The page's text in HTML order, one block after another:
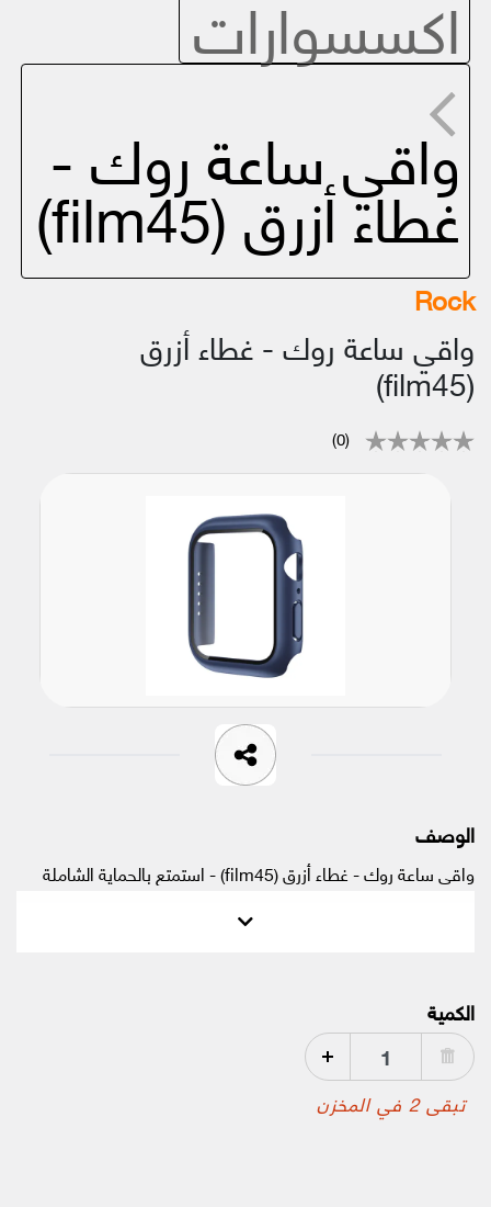
اكسسوارات
واقي ساعة روك -
غطاء أزرق (film45)
Rock
واقي ساعة روك - غطاء أزرق
(film45)
(0)
الوصف
واقي ساعة روك - غطاء أزرق (film45) - استمتع بالحماية الشاملة
الكمية
تبقى 2 في المخزن